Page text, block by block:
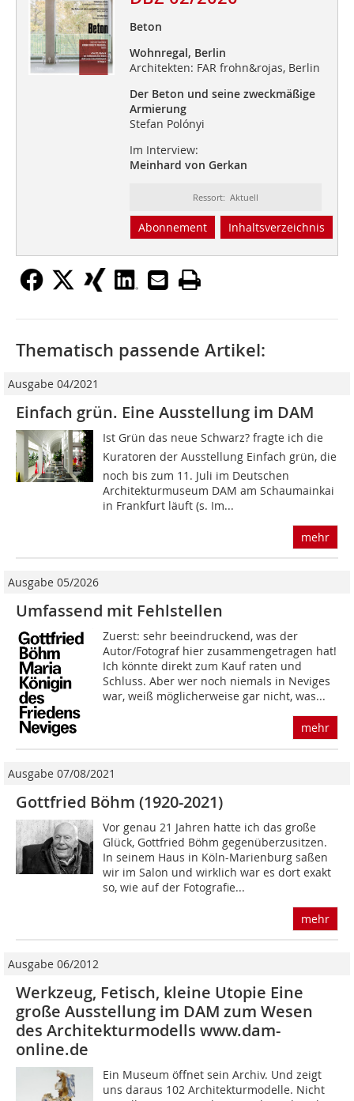
Beton
Wohnregal, Berlin
Architekten: FAR frohn&rojas, Berlin
Der Beton und seine zweckmäßige
Armierung
Stefan Polónyi
Im Interview:
Meinhard von Gerkan
Ressort: Aktuell
Abonnement Inhaltsverzeichnis
Thematisch passende Artikel:
Ausgabe 04/2021
Einfach grün. Eine Ausstellung im DAM
Ist Grün das neue Schwarz? fragte ich die
Kuratoren der Ausstellung Einfach grün, die
noch bis zum 11. Juli im Deutschen
Architekturmuseum DAM am Schaumainkai
in Frankfurt läuft (s. Im...
mehr
Ausgabe 05/2026
Umfassend mit Fehlstellen
Zuerst: sehr beeindruckend, was der
Autor/Fotograf hier zusammengetragen hat!
Ich könnte direkt zum Kauf raten und
Schluss. Aber wer noch niemals in Neviges
war, weiß möglicherweise gar nicht, was...
mehr
Ausgabe 07/08/2021
Gottfried Böhm (1920-2021)
Vor genau 21 Jahren hatte ich das große
Glück, Gottfried Böhm gegenüberzusitzen.
In seinem Haus in Köln-Marienburg saßen
wir im Salon und wirklich war es dort exakt
so, wie auf der Fotografie...
mehr
Ausgabe 06/2012
Werkzeug, Fetisch, kleine Utopie Eine
große Ausstellung im DAM zum Wesen
des Architekturmodells www.dam-
online.de
Ein Museum öffnet sein Archiv. Und zeigt
uns daraus 102 Architekturmodelle. Nicht